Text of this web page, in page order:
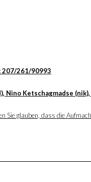
207/261/90993
Nino Ketschagmadse
Sie glauben, dass die